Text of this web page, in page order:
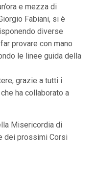
e mezza di
Fabiani, si è
diverse
provare con mano
le linee guida della
grazie a tutti i
ha collaborato a
Misericordia di
dei prossimi Corsi